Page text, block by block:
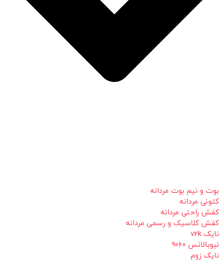
بوت و نیم بوت مردانه
کتونی مردانه
کفش راحتی مردانه
کفش کلاسیک و رسمی مردانه
نایک v2k
نیوبالانس 9060
نایک زوم